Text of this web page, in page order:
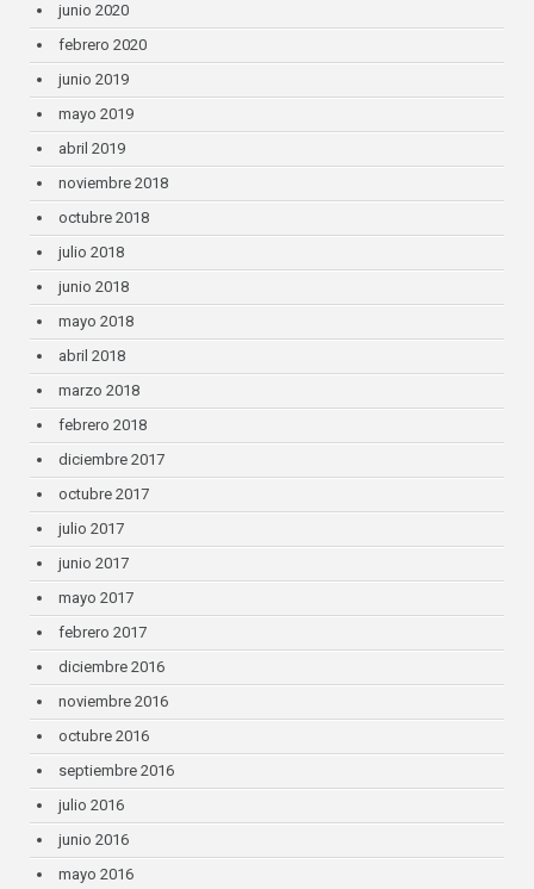
junio 2020
febrero 2020
junio 2019
mayo 2019
abril 2019
noviembre 2018
octubre 2018
julio 2018
junio 2018
mayo 2018
abril 2018
marzo 2018
febrero 2018
diciembre 2017
octubre 2017
julio 2017
junio 2017
mayo 2017
febrero 2017
diciembre 2016
noviembre 2016
octubre 2016
septiembre 2016
julio 2016
junio 2016
mayo 2016